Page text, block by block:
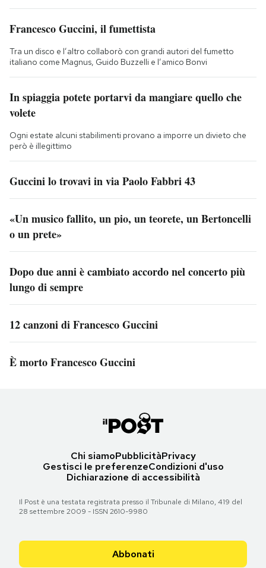
Francesco Guccini, il fumettista
Tra un disco e l’altro collaborò con grandi autori del fumetto
italiano come Magnus, Guido Buzzelli e l’amico Bonvi
In spiaggia potete portarvi da mangiare quello che
volete
Ogni estate alcuni stabilimenti provano a imporre un divieto che
però è illegittimo
Guccini lo trovavi in via Paolo Fabbri 43
«Un musico fallito, un pio, un teorete, un Bertoncelli
o un prete»
Dopo due anni è cambiato accordo nel concerto più
lungo di sempre
12 canzoni di Francesco Guccini
È morto Francesco Guccini
Chi siamoPubblicitàPrivacy
Gestisci le preferenzeCondizioni d'uso
Dichiarazione di accessibilità
Il Post è una testata registrata presso il Tribunale di Milano, 419 del
28 settembre 2009 - ISSN 2610-9980
Abbonati